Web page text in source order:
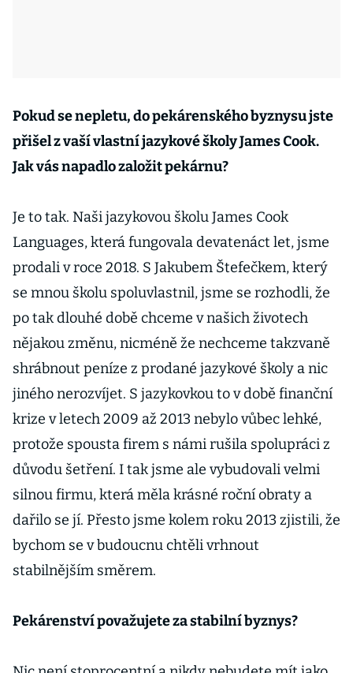
Pokud se nepletu, do pekárenského byznysu jste
přišel z vaší vlastní jazykové školy James Cook.
Jak vás napadlo založit pekárnu?
Je to tak. Naši jazykovou školu James Cook
Languages, která fungovala devatenáct let, jsme
prodali v roce 2018. S Jakubem Štefečkem, který
se mnou školu spoluvlastnil, jsme se rozhodli, že
po tak dlouhé době chceme v našich životech
nějakou změnu, nicméně že nechceme takzvaně
shrábnout peníze z prodané jazykové školy a nic
jiného nerozvíjet. S jazykovkou to v době finanční
krize v letech 2009 až 2013 nebylo vůbec lehké,
protože spousta firem s námi rušila spolupráci z
důvodu šetření. I tak jsme ale vybudovali velmi
silnou firmu, která měla krásné roční obraty a
dařilo se jí. Přesto jsme kolem roku 2013 zjistili, že
bychom se v budoucnu chtěli vrhnout
stabilnějším směrem.
Pekárenství považujete za stabilní byznys?